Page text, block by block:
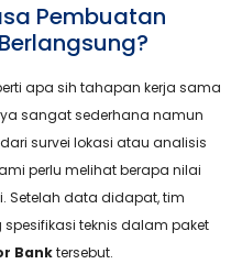
Pembuatan
apa sih tahapan kerja sama
sangat sederhana namun
survei lokasi atau analisis
perlu melihat berapa nilai
Setelah data didapat, tim
teknis dalam paket
Banktersebut.